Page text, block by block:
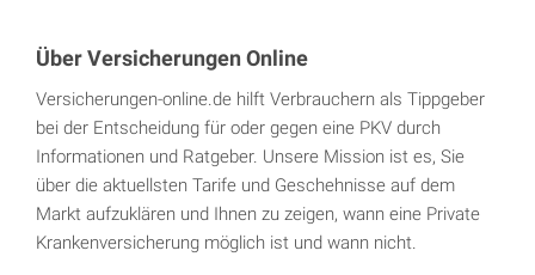
Über Versicherungen Online
Versicherungen-online.de hilft Verbrauchern als Tippgeber
bei der Entscheidung für oder gegen eine PKV durch
Informationen und Ratgeber. Unsere Mission ist es, Sie
über die aktuellsten Tarife und Geschehnisse auf dem
Markt aufzuklären und Ihnen zu zeigen, wann eine Private
Krankenversicherung möglich ist und wann nicht.